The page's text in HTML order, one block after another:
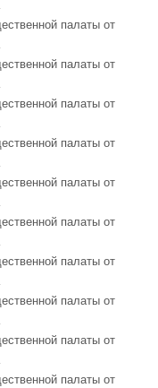
палаты от
палаты от
палаты от
палаты от
палаты от
палаты от
палаты от
палаты от
палаты от
палаты от